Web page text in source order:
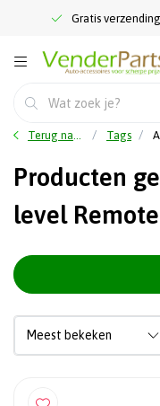
Gratis
Terug naar home Tags
Producten
level Remote